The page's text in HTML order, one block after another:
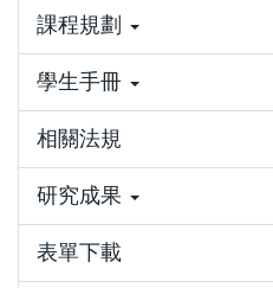
課程規劃
學生手冊
相關法規
研究成果
表單下載